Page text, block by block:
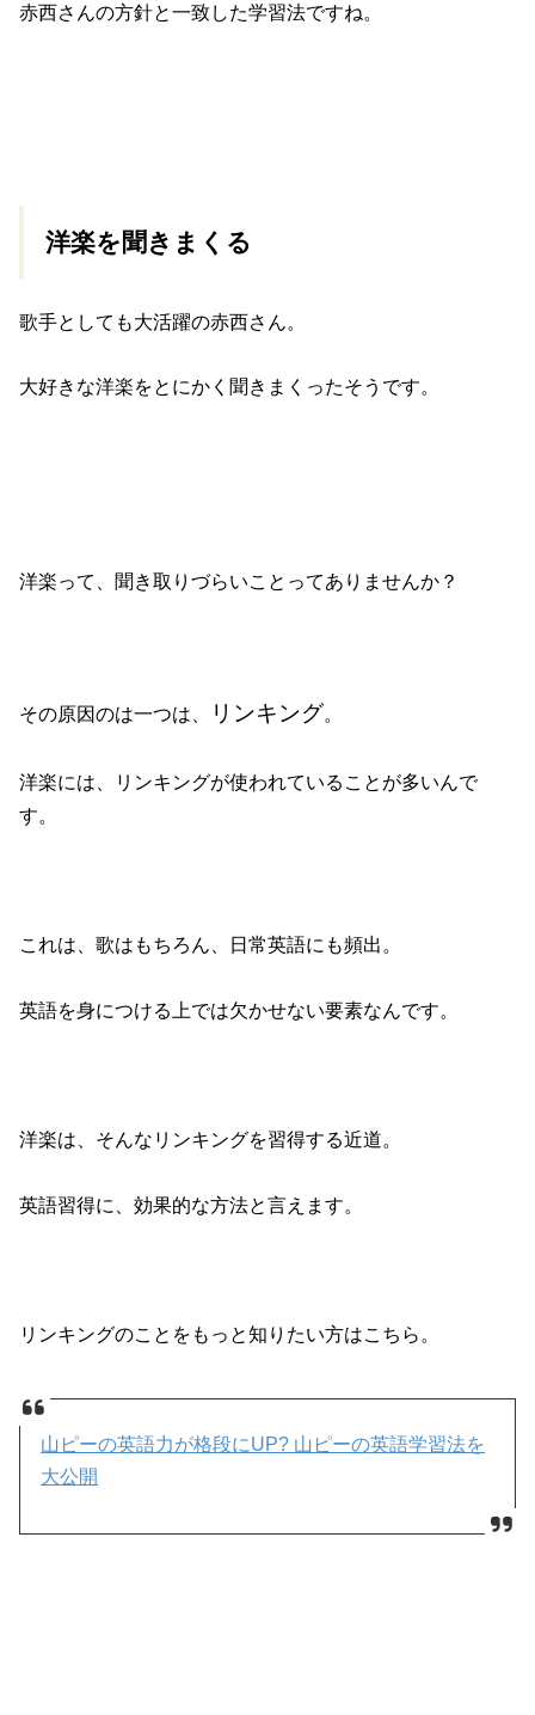
赤西さんの方針と一致した学習法ですね。
洋楽を聞きまくる
歌手としても大活躍の赤西さん。
大好きな洋楽をとにかく聞きまくったそうです。
洋楽って、聞き取りづらいことってありませんか？
その原因のは一つは、 リンキング。
洋楽には、リンキングが使われていることが多いんで
す。
これは、歌はもちろん、日常英語にも頻出。
英語を身につける上では欠かせない要素なんです。
洋楽は、そんなリンキングを習得する近道。
英語習得に、効果的な方法と言えます。
リンキングのことをもっと知りたい方はこちら。
山ピーの英語力が格段にUP? 山ピーの英語学習法を
大公開